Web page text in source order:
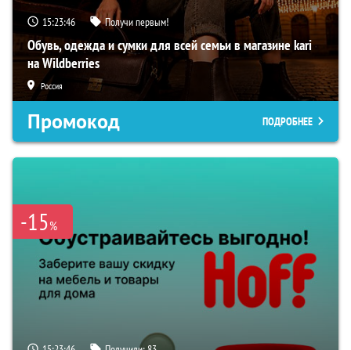
15:23:45 Получи первым!
Обувь, одежда и сумки для всей семьи в магазине kari
на Wildberries
Россия
Промокод ПОДРОБНЕЕ
-15%